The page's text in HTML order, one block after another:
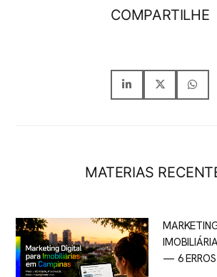
COMPARTILHE
MATERIAS
— 6